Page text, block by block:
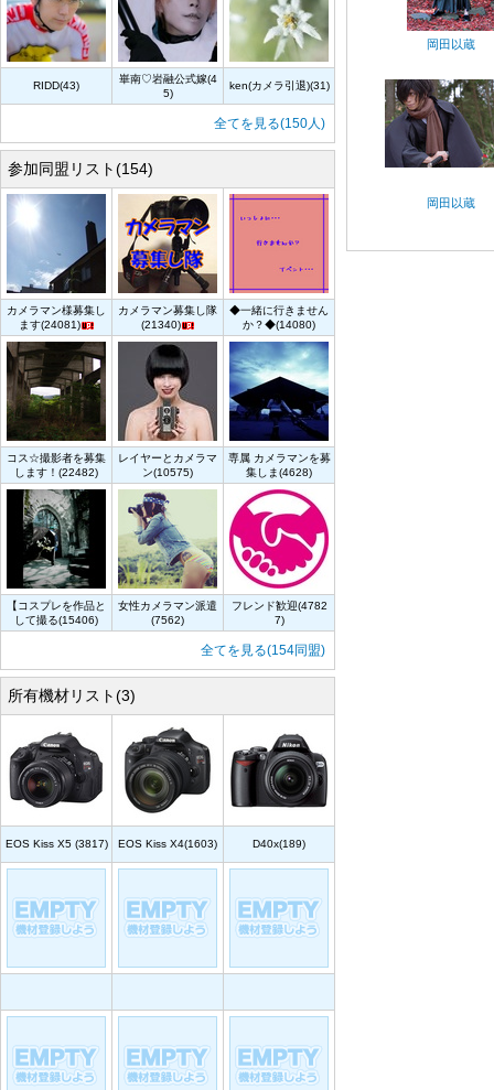
RIDD(43)
崋南♡岩融公式嫁(4
5)
ken(カメラ引退)(31)
全てを見る(150人)
参加同盟リスト(154)
カメラマン様募集し
ます(24081)
カメラマン募集し隊
(21340)
◆一緒に行きません
か？◆(14080)
コス☆撮影者を募集
します！(22482)
レイヤーとカメラマ
ン(10575)
専属 カメラマンを募
集しま(4628)
【コスプレを作品と
して撮る(15406)
女性カメラマン派遣
(7562)
フレンド歓迎(4782
7)
全てを見る(154同盟)
所有機材リスト(3)
EOS Kiss X5 (3817) EOS Kiss X4(1603) D40x(189)
岡田以蔵
岡田以蔵